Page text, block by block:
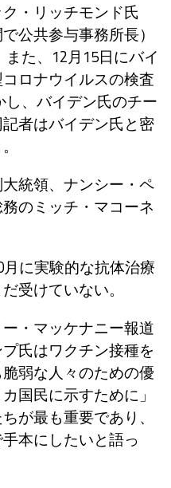
・リッチモンド氏
公共参与事務所長）
た、12月15日にバイ
ロナウイルスの検査
、バイデン氏のチー
者はバイデン氏と密
統領、ナンシー・ペ
のミッチ・マコーネ
に実験的な抗体治療
受けていない。
・マッケナニー報道
氏はワクチン接種を
弱な人々のための優
国民に示すために」
が最も重要であり、
本にしたいと語っ